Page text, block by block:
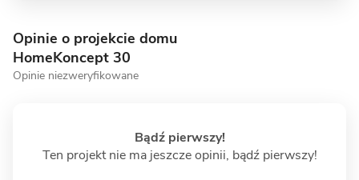
Opinie o projekcie domu
HomeKoncept 30
Opinie niezweryfikowane
Bądź pierwszy!
Ten projekt nie ma jeszcze opinii, bądź pierwszy!